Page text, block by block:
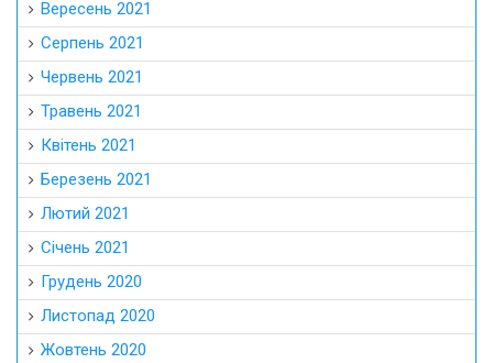
Вересень 2021
Серпень 2021
Червень 2021
Травень 2021
Квітень 2021
Березень 2021
Лютий 2021
Січень 2021
Грудень 2020
Листопад 2020
Жовтень 2020